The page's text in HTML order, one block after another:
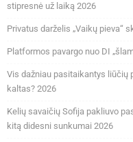
stipresnė už laiką 2026
Privatus darželis „Vaikų pieva“
Platformos pavargo nuo DI
Vis dažniau pasitaikantys liūčių
kaltas? 2026
Kelių savaičių Sofija pakliuvo
kitą didesni sunkumai 2026